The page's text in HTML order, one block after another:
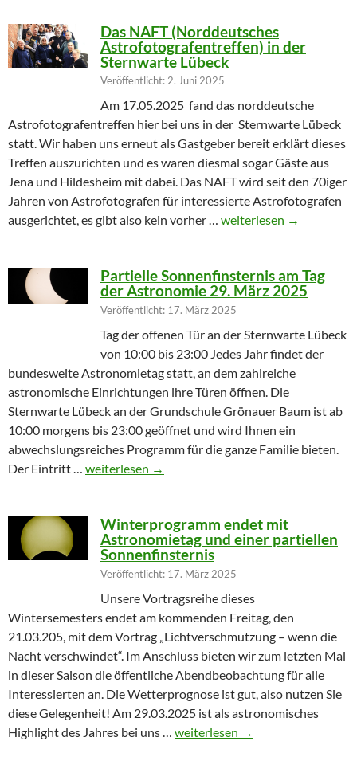
Das NAFT (Norddeutsches
Astrofotografentreffen) in der
Sternwarte Lübeck
Veröffentlicht: 2. Juni 2025
Am 17.05.2025 fand das norddeutsche
Astrofotografentreffen hier bei uns in der Sternwarte Lübeck
statt. Wir haben uns erneut als Gastgeber bereit erklärt dieses
Treffen auszurichten und es waren diesmal sogar Gäste aus
Jena und Hildesheim mit dabei. Das NAFT wird seit den 70iger
Jahren von Astrofotografen für interessierte Astrofotografen
ausgerichtet, es gibt also kein vorher … Das NAFT
weiterlesen →
Partielle Sonnenfinsternis am Tag
der Astronomie 29. März 2025
Veröffentlicht: 17. März 2025
Tag der offenen Tür an der Sternwarte Lübeck
von 10:00 bis 23:00 Jedes Jahr findet der
bundesweite Astronomietag statt, an dem zahlreiche
astronomische Einrichtungen ihre Türen öffnen. Die
Sternwarte Lübeck an der Grundschule Grönauer Baum ist ab
10:00 morgens bis 23:00 geöffnet und wird Ihnen ein
abwechslungsreiches Programm für die ganze Familie bieten.
Der Eintritt … Partielle Sonnenfinsternis am Tag der
weiterlesen →
Winterprogramm endet mit
Astronomietag und einer partiellen
Sonnenfinsternis
Veröffentlicht: 17. März 2025
Unsere Vortragsreihe dieses
Wintersemesters endet am kommenden Freitag, den
21.03.205, mit dem Vortrag „Lichtverschmutzung – wenn die
Nacht verschwindet“. Im Anschluss bieten wir zum letzten Mal
in dieser Saison die öffentliche Abendbeobachtung für alle
Interessierten an. Die Wetterprognose ist gut, also nutzen Sie
diese Gelegenheit! Am 29.03.2025 ist als astronomisches
Highlight des Jahres bei uns … Winterprogramm endet mit
weiterlesen →